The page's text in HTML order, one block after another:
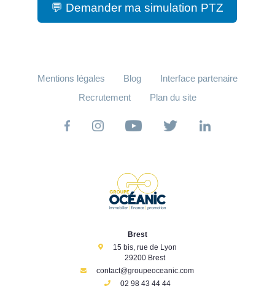
💬 Demander ma simulation PTZ
Mentions légales Blog
Interface partenaire
Recrutement
Plan du site
Brest
15 bis, rue de Lyon
29200 Brest
contact@groupeoceanic.com
02 98 43 44 44